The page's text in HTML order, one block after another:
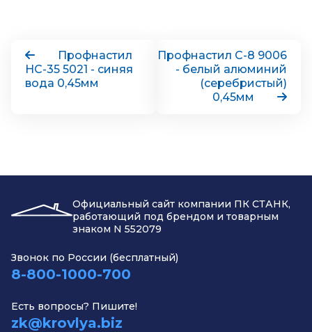
Профнастил
НС-35 5021 - синяя
вода 0,45мм
Профнастил С-8 9006
- белый алюминий
(серебристый)
0,45мм
Официальный сайт компании ПК СТАНК,
работающий под брендом и товарным
знаком N 552079
Звонок по России (бесплатный)
8-800-1000-700
Есть вопросы? Пишите!
zk@krovlya.biz